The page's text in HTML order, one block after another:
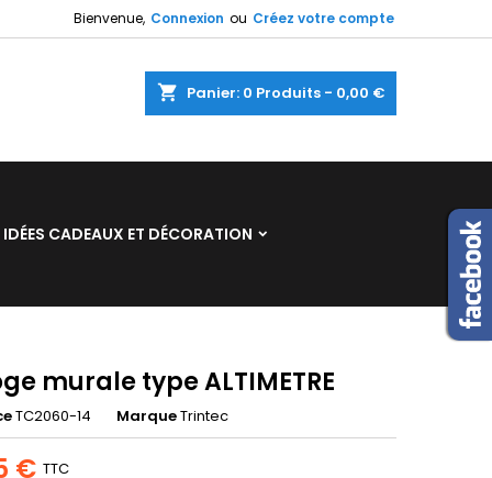
Bienvenue, Connexion ou Créez votre compte
shopping_cart Panier: 0 Produits - 0,00 €
IDÉES CADEAUX ET DÉCORATION
murale type ALTIMETRE
TC2060-14 MarqueTrintec
€ TTC